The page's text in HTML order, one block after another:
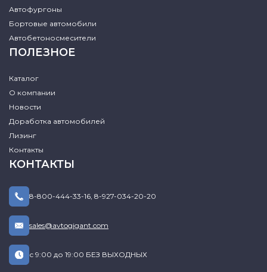
Автофургоны
Бортовые автомобили
Автобетоносмесители
ПОЛЕЗНОЕ
Каталог
О компании
Новости
Доработка автомобилей
Лизинг
Контакты
КОНТАКТЫ
8-800-444-33-16, 8-927-034-20-20
sales@avtogigant.com
с 9:00 до 19:00 БЕЗ ВЫХОДНЫХ